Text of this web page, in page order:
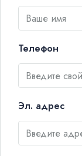
Телефон
Эл. адрес